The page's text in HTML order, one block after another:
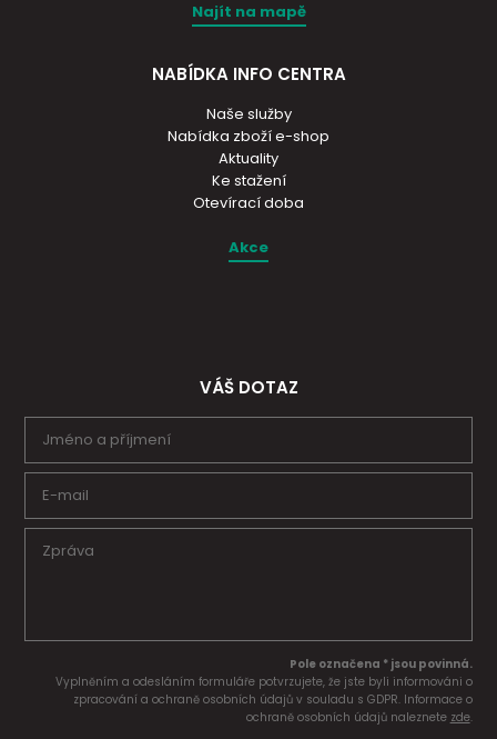
Najít na mapě
NABÍDKA INFO CENTRA
Naše služby
Nabídka zboží e-shop
Aktuality
Ke stažení
Otevírací doba
Akce
VÁŠ DOTAZ
Pole označena * jsou povinná.
Vyplněním a odesláním formuláře potvrzujete, že jste byli informováni o
zpracování a ochraně osobních údajů v souladu s GDPR. Informace o
ochraně osobních údajů naleznete zde.